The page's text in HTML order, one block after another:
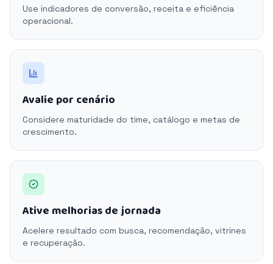
Use indicadores de conversão, receita e eficiência
operacional.
Avalie por cenário
Considere maturidade do time, catálogo e metas de
crescimento.
Ative melhorias de jornada
Acelere resultado com busca, recomendação, vitrines
e recuperação.